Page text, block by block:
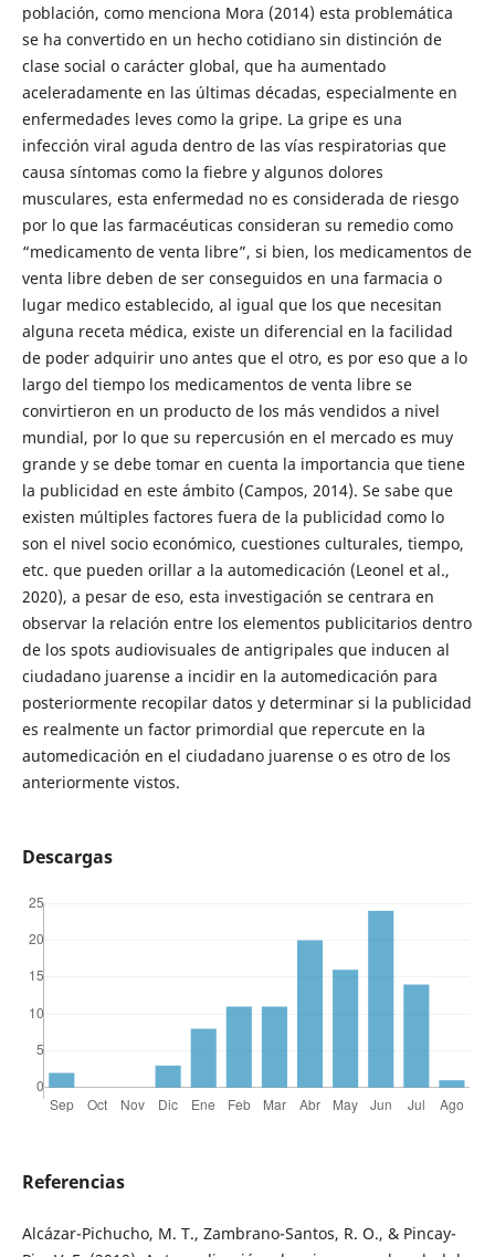
población, como menciona Mora (2014) esta problemática
se ha convertido en un hecho cotidiano sin distinción de
clase social o carácter global, que ha aumentado
aceleradamente en las últimas décadas, especialmente en
enfermedades leves como la gripe. La gripe es una
infección viral aguda dentro de las vías respiratorias que
causa síntomas como la fiebre y algunos dolores
musculares, esta enfermedad no es considerada de riesgo
por lo que las farmacéuticas consideran su remedio como
“medicamento de venta libre”, si bien, los medicamentos de
venta libre deben de ser conseguidos en una farmacia o
lugar medico establecido, al igual que los que necesitan
alguna receta médica, existe un diferencial en la facilidad
de poder adquirir uno antes que el otro, es por eso que a lo
largo del tiempo los medicamentos de venta libre se
convirtieron en un producto de los más vendidos a nivel
mundial, por lo que su repercusión en el mercado es muy
grande y se debe tomar en cuenta la importancia que tiene
la publicidad en este ámbito (Campos, 2014). Se sabe que
existen múltiples factores fuera de la publicidad como lo
son el nivel socio económico, cuestiones culturales, tiempo,
etc. que pueden orillar a la automedicación (Leonel et al.,
2020), a pesar de eso, esta investigación se centrara en
observar la relación entre los elementos publicitarios dentro
de los spots audiovisuales de antigripales que inducen al
ciudadano juarense a incidir en la automedicación para
posteriormente recopilar datos y determinar si la publicidad
es realmente un factor primordial que repercute en la
automedicación en el ciudadano juarense o es otro de los
anteriormente vistos.
Descargas
Referencias
Alcázar-Pichucho, M. T., Zambrano-Santos, R. O., & Pincay-